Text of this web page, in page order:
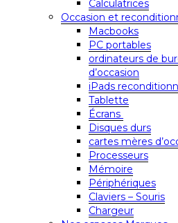
Calculatrices
Occasion et
Macbooks
PC portables
ordinateurs de
d’occasion
iPads
Tablette
Écrans
Disques durs
cartes mères
Processeurs
Mémoire
Périphériques
Claviers – Souris
Chargeur